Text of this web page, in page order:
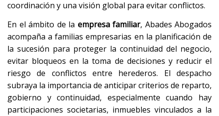
coordinación y una visión global para evitar conflictos.
En el ámbito de la empresa familiar, Abades Abogados
acompaña a familias empresarias en la planificación de
la sucesión para proteger la continuidad del negocio,
evitar bloqueos en la toma de decisiones y reducir el
riesgo de conflictos entre herederos. El despacho
subraya la importancia de anticipar criterios de reparto,
gobierno y continuidad, especialmente cuando hay
participaciones societarias, inmuebles vinculados a la